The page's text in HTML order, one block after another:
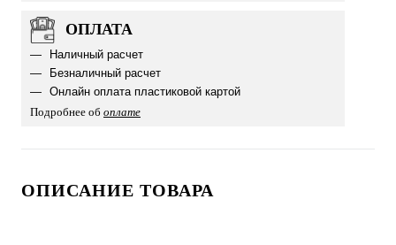
ОПЛАТА
Наличный расчет
Безналичный расчет
Онлайн оплата пластиковой картой
Подробнее об оплате
ОПИСАНИЕ ТОВАРА